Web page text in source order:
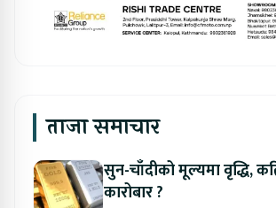
ताजा समाचार
सुन-चाँदीको मूल्यमा वृद्धि,
कारोबार ?